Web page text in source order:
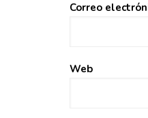
Correo
Web